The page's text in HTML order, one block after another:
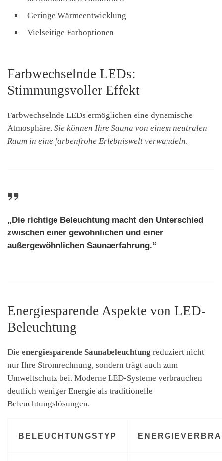
Geringe Wärmeentwicklung
Vielseitige Farboptionen
Farbwechselnde LEDs:
Stimmungsvoller Effekt
Farbwechselnde LEDs ermöglichen eine dynamische
Atmosphäre. Sie können Ihre Sauna von einem neutralen
Raum in eine farbenfrohe Erlebniswelt verwandeln.
„Die richtige Beleuchtung macht den Unterschied
zwischen einer gewöhnlichen und einer
außergewöhnlichen Saunaerfahrung.“
Energiesparende Aspekte von LED-
Beleuchtung
Die energiesparende Saunabeleuchtung reduziert nicht
nur Ihre Stromrechnung, sondern trägt auch zum
Umweltschutz bei. Moderne LED-Systeme verbrauchen
deutlich weniger Energie als traditionelle
Beleuchtungslösungen.
BELEUCHTUNGSTYP